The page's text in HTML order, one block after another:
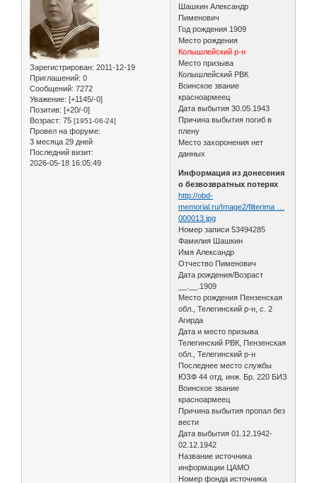
Зарегистрирован: 2011-12-19
Приглашений: 0
Сообщений: 7272
Уважение: [+1145/-0]
Позитив: [+20/-0]
Возраст: 75 [1951-06-24]
Провел на форуме:
3 месяца 29 дней
Последний визит:
2026-05-18 16:05:49
Шашкин Александр
Пименович
Год рождения 1909
Место рождения
Колышлейский р-н
Место призыва
Колышлейский РВК
Воинское звание
красноармеец
Дата выбытия 30.05.1943
Причина выбытия погиб в
плену
Место захоронения нет
данных
Информация из донесения
о безвозвратных потерях
http://obd-
memorial.ru/Image2/filterima …
000013.jpg
Номер записи 53494285
Фамилия Шашкин
Имя Александр
Отчество Пименович
Дата рождения/Возраст
__.__.1909
Место рождения Пензенская
обл., Телегинский р-н, с. 2
Агирда
Дата и место призыва
Телегинский РВК, Пензенская
обл., Телегинский р-н
Последнее место службы
ЮЗФ 44 отд. инж. Бр. 220 БИЗ
Воинское звание
красноармеец
Причина выбытия пропал без
вести
Дата выбытия 01.12.1942-
02.12.1942
Название источника
информации ЦАМО
Номер фонда источника